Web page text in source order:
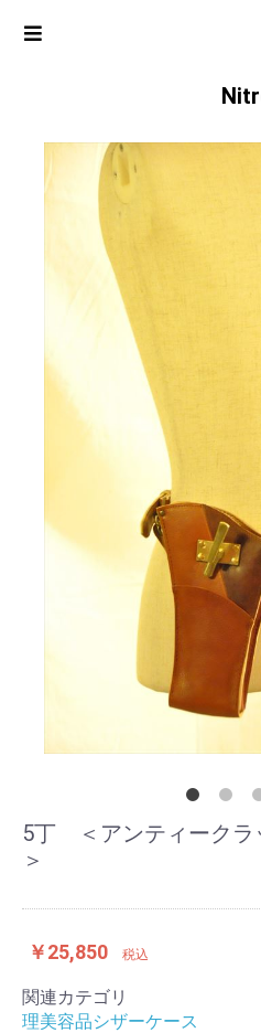
5丁 ＜アンティーク
＞
￥25,850 税込
関連カテゴリ
理美容品シザーケース